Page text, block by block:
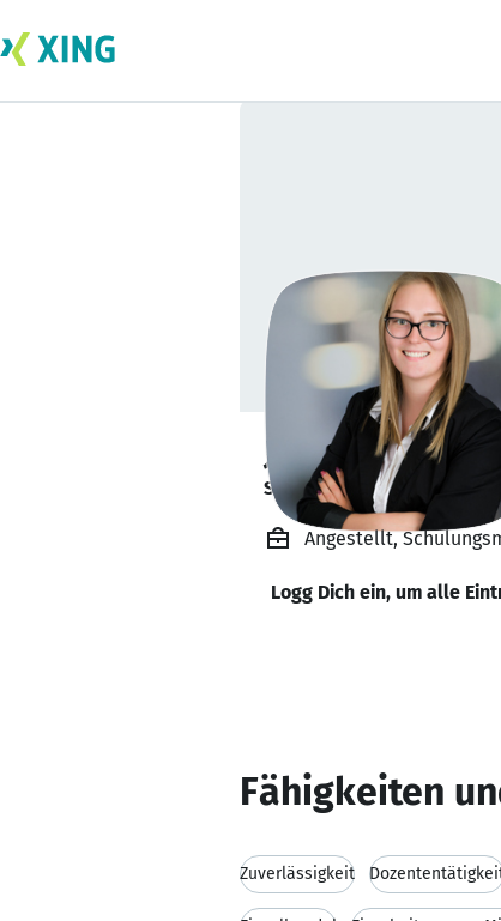
Janine Kienlein
Schulungsmanagerin &
Angestellt,
Logg Dich ein, um alle
Fähigkeiten
Zuverlässigkeit